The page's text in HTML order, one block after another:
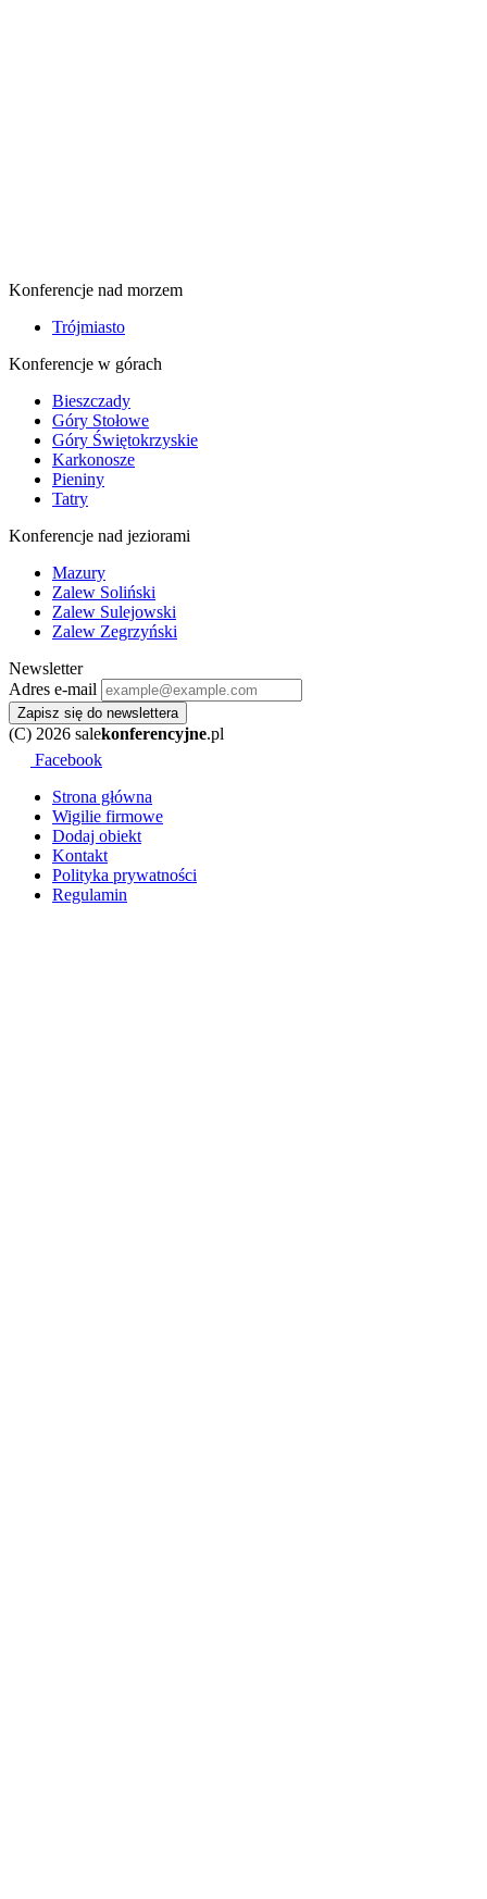
Konferencje nad morzem
Trójmiasto
Konferencje w górach
Bieszczady
Góry Stołowe
Góry Świętokrzyskie
Karkonosze
Pieniny
Tatry
Konferencje nad jeziorami
Mazury
Zalew Soliński
Zalew Sulejowski
Zalew Zegrzyński
Newsletter
Adres e-mail
Zapisz się do newslettera
(C) 2026 salekonferencyjne.pl
Facebook
Strona główna
Wigilie firmowe
Dodaj obiekt
Kontakt
Polityka prywatności
Regulamin